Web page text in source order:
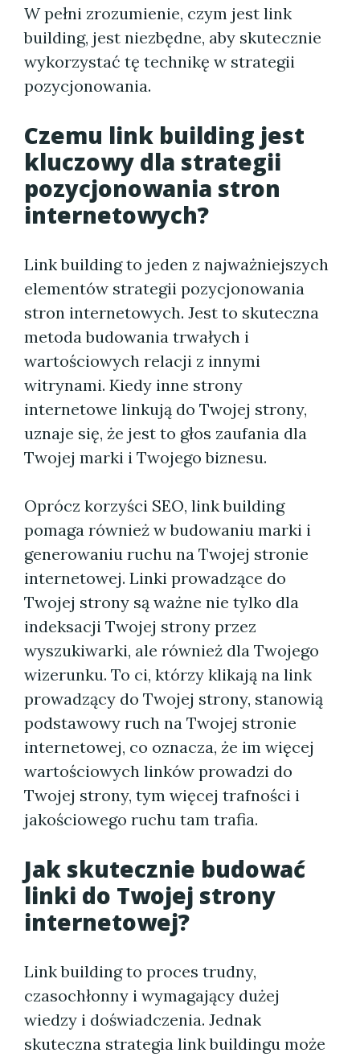
W pełni zrozumienie, czym jest link
building, jest niezbędne, aby skutecznie
wykorzystać tę technikę w strategii
pozycjonowania.
Czemu link building jest
kluczowy dla strategii
pozycjonowania stron
internetowych?
Link building to jeden z najważniejszych
elementów strategii pozycjonowania
stron internetowych. Jest to skuteczna
metoda budowania trwałych i
wartościowych relacji z innymi
witrynami. Kiedy inne strony
internetowe linkują do Twojej strony,
uznaje się, że jest to głos zaufania dla
Twojej marki i Twojego biznesu.
Oprócz korzyści SEO, link building
pomaga również w budowaniu marki i
generowaniu ruchu na Twojej stronie
internetowej. Linki prowadzące do
Twojej strony są ważne nie tylko dla
indeksacji Twojej strony przez
wyszukiwarki, ale również dla Twojego
wizerunku. To ci, którzy klikają na link
prowadzący do Twojej strony, stanowią
podstawowy ruch na Twojej stronie
internetowej, co oznacza, że im więcej
wartościowych linków prowadzi do
Twojej strony, tym więcej trafności i
jakościowego ruchu tam trafia.
Jak skutecznie budować
linki do Twojej strony
internetowej?
Link building to proces trudny,
czasochłonny i wymagający dużej
wiedzy i doświadczenia. Jednak
skuteczna strategia link buildingu może